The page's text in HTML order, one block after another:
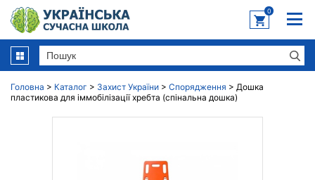
0
Головна > Каталог > Захист України > Спорядження > Дошка
пластикова для іммобілізації хребта (спінальна дошка)